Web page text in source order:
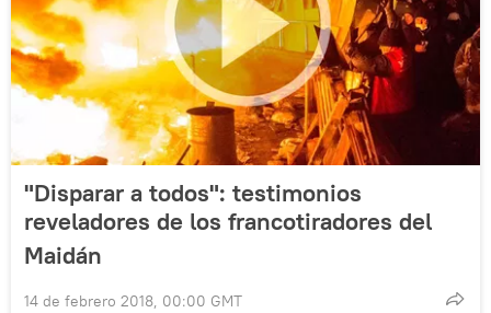
"Disparar a todos": testimonios
reveladores de los francotiradores del
Maidán
14 de febrero 2018, 00:00 GMT